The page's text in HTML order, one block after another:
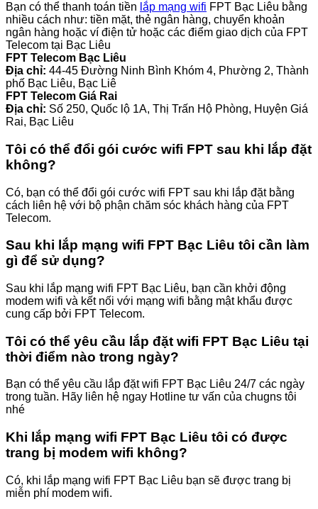
Bạn có thể thanh toán tiền lắp mạng wifi FPT Bạc Liêu bằng
nhiều cách như: tiền mặt, thẻ ngân hàng, chuyển khoản
ngân hàng hoặc ví điện tử hoặc các điểm giao dịch của FPT
Telecom tại Bạc Liêu
FPT Telecom Bạc Liêu
Địa chỉ: 44-45 Đường Ninh Bình Khóm 4, Phường 2, Thành
phố Bạc Liêu, Bạc Liê
FPT Telecom Giá Rai
Địa chỉ: Số 250, Quốc lộ 1A, Thị Trấn Hộ Phòng, Huyện Giá
Rai, Bạc Liêu
Tôi có thể đổi gói cước wifi FPT sau khi lắp đặt
không?
Có, bạn có thể đổi gói cước wifi FPT sau khi lắp đặt bằng
cách liên hệ với bộ phận chăm sóc khách hàng của FPT
Telecom.
Sau khi lắp mạng wifi FPT Bạc Liêu tôi cần làm
gì để sử dụng?
Sau khi lắp mạng wifi FPT Bạc Liêu, bạn cần khởi động
modem wifi và kết nối với mạng wifi bằng mật khẩu được
cung cấp bởi FPT Telecom.
Tôi có thể yêu cầu lắp đặt wifi FPT Bạc Liêu tại
thời điểm nào trong ngày?
Bạn có thể yêu cầu lắp đặt wifi FPT Bạc Liêu 24/7 các ngày
trong tuần. Hãy liên hệ ngay Hotline tư vấn của chugns tôi
nhé
Khi lắp mạng wifi FPT Bạc Liêu tôi có được
trang bị modem wifi không?
Có, khi lắp mạng wifi FPT Bạc Liêu bạn sẽ được trang bị
miễn phí modem wifi.